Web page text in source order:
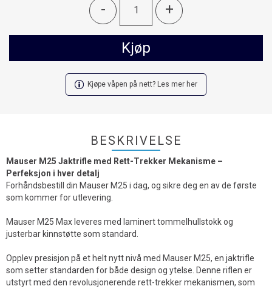
- +
Kjøp
Kjøpe våpen på nett? Les mer her
BESKRIVELSE
Mauser M25 Jaktrifle med Rett-Trekker Mekanisme –
Perfeksjon i hver detalj
Forhåndsbestill din Mauser M25 i dag, og sikre deg en av de første
som kommer for utlevering.
Mauser M25 Max leveres med laminert tommelhullstokk og
justerbar kinnstøtte som standard.
Opplev presisjon på et helt nytt nivå med Mauser M25, en jaktrifle
som setter standarden for både design og ytelse. Denne riflen er
utstyrt med den revolusjonerende rett-trekker mekanismen, som